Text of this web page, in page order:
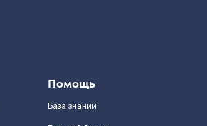
Помощь
База знаний